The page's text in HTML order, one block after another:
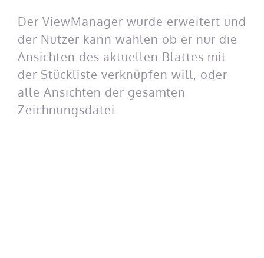
Der ViewManager wurde erweitert und
der Nutzer kann wählen ob er nur die
Ansichten des aktuellen Blattes mit
der Stückliste verknüpfen will, oder
alle Ansichten der gesamten
Zeichnungsdatei.